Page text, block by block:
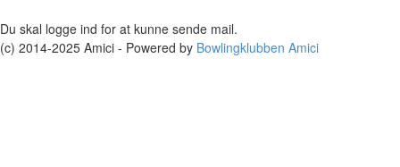
Du skal logge ind for at kunne sende mail.
(c) 2014-2025 Amici - Powered by Bowlingklubben Amici